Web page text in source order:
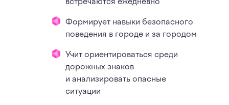
Формирует навыки безопасного
поведения в городе и за городом
Учит ориентироваться среди
дорожных знаков
и анализировать опасные
ситуации